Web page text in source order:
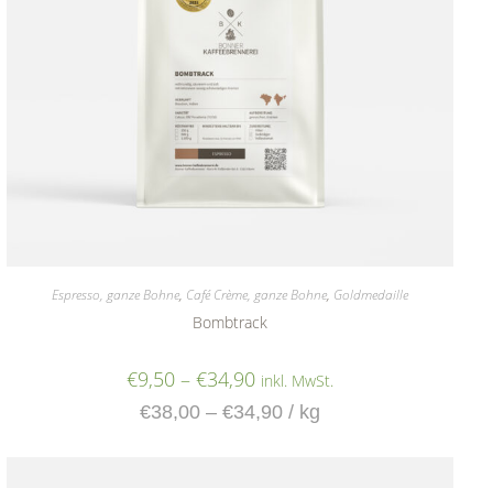
Espresso, ganze Bohne, Café Crème, ganze Bohne, Goldmedaille
Bombtrack
€9,50 – €34,90 inkl. MwSt.
€38,00 – €34,90 / kg